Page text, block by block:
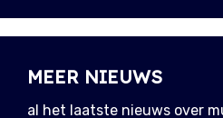
MEER NIEUWS
al het laatste nieuws over